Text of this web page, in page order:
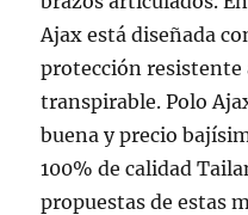
Ajax está diseñada
protección resistente
transpirable. Polo
buena y precio
100% de calidad
propuestas de estas